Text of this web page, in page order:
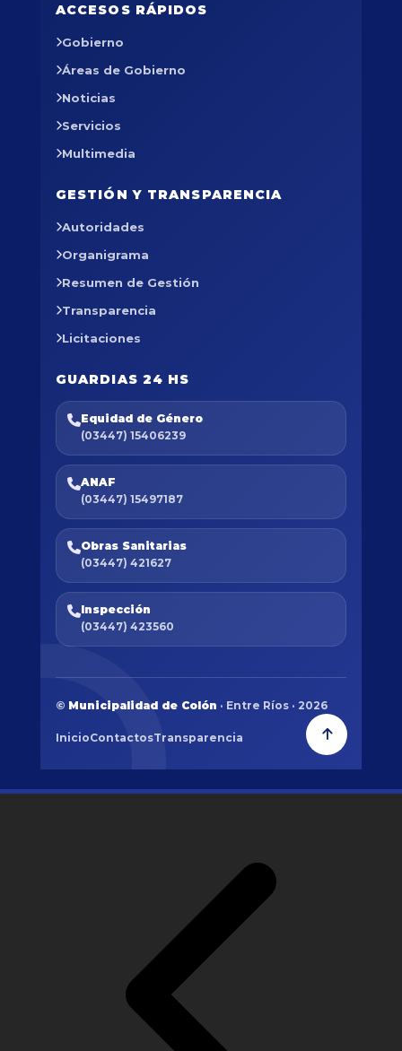
ACCESOS RÁPIDOS
Gobierno
Áreas de Gobierno
Noticias
Servicios
Multimedia
GESTIÓN Y TRANSPARENCIA
Autoridades
Organigrama
Resumen de Gestión
Transparencia
Licitaciones
GUARDIAS 24 HS
Equidad de Género
(03447) 15406239
ANAF
(03447) 15497187
Obras Sanitarias
(03447) 421627
Inspección
(03447) 423560
© Municipalidad de Colón · Entre Ríos · 2026
InicioContactosTransparencia